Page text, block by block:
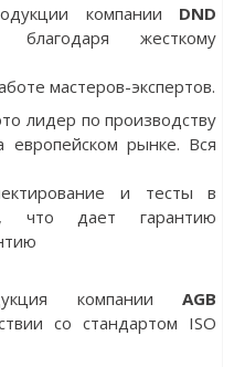
компании DND
благодаря жесткому
мастеров-экспертов.
лидер по производству
рынке. Вся
и тесты в
что дает гарантию
компанииAGB
со стандартом ISO